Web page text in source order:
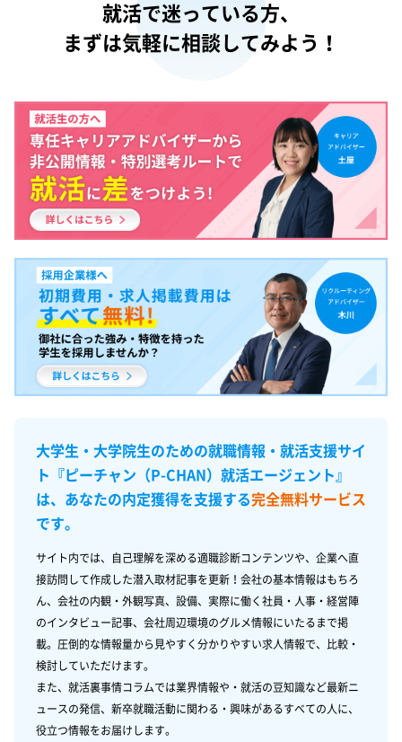
就活で迷っている方、
まずは気軽に相談してみよう！
大学生・大学院生のための就職情報・就活支援サイ
ト
『ピーチャン（P-CHAN）就活エージェント』
は、あなたの内定獲得を支援する完全無料サービス
です。
サイト内では、自己理解を深める適職診断コンテンツや、企業へ直
接訪問して作成した潜入取材記事を更新！会社の基本情報はもちろ
ん、会社の内観・外観写真、設備、実際に働く社員・人事・経営陣
のインタビュー記事、会社周辺環境のグルメ情報にいたるまで掲
載。圧倒的な情報量から見やすく分かりやすい求人情報で、比較・
検討していただけます。
また、就活裏事情コラムでは業界情報や・就活の豆知識など最新ニ
ュースの発信、新卒就職活動に関わる・興味があるすべての人に、
役立つ情報をお届けします。